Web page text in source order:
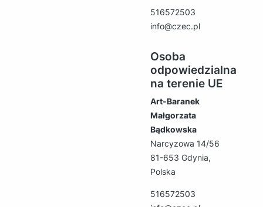
516572503
info@czec.pl
Osoba
odpowiedzialna
na terenie UE
Art-Baranek
Małgorzata
Bądkowska
Narcyzowa 14/56
81-653 Gdynia,
Polska
516572503